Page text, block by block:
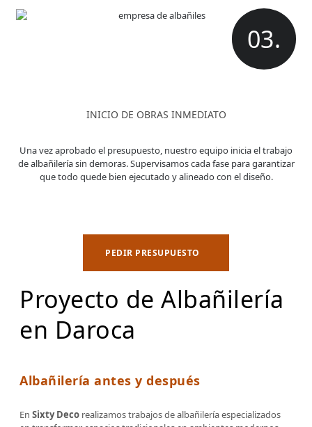
03.
INICIO DE OBRAS INMEDIATO
Una vez aprobado el presupuesto, nuestro equipo inicia el trabajo
de albañilería sin demoras. Supervisamos cada fase para garantizar
que todo quede bien ejecutado y alineado con el diseño.
PEDIR PRESUPUESTO
Proyecto de Albañilería
en Daroca
Albañilería antes y después
En Sixty Deco realizamos trabajos de albañilería especializados